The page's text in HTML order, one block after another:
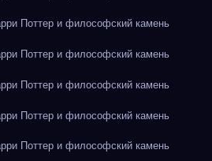
Поттер и философский камень
Поттер и философский камень
Поттер и философский камень
Поттер и философский камень
Поттер и философский камень